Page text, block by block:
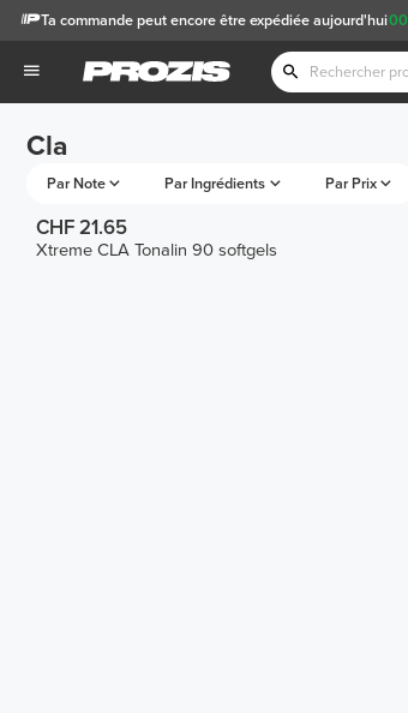
00
Ta commande peut encore être expédiée aujourd'hui
Cla
Par Note Par Ingrédients Par Prix
CHF 21.65
Xtreme CLA Tonalin 90 softgels